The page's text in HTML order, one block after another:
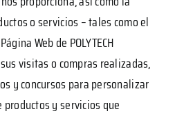
o servicios – tales como el
Web de POLYTECH
sus visitas o compras realizadas,
y concursos para personalizar
y servicios que